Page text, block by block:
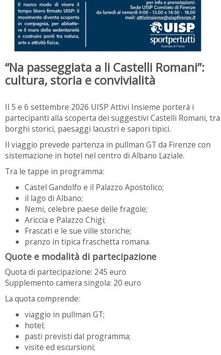
“Na passeggiata a li Castelli Romani”:
cultura, storia e convivialità
Il 5 e 6 settembre 2026 UISP Attivi Insieme porterà i
partecipanti alla scoperta dei suggestivi Castelli Romani, tra
borghi storici, paesaggi lacustri e sapori tipici.
Il viaggio prevede partenza in pullman GT da Firenze con
sistemazione in hotel nel centro di Albano Laziale.
Tra le tappe in programma:
Castel Gandolfo e il Palazzo Apostolico;
il lago di Albano;
Nemi, celebre paese delle fragole;
Ariccia e Palazzo Chigi;
Frascati e le sue ville storiche;
pranzo in tipica fraschetta romana.
Quote e modalità di partecipazione
Quota di partecipazione: 245 euro
Supplemento camera singola: 20 euro
La quota comprende:
viaggio in pullman GT;
hotel;
pasti previsti dal programma;
visite ed escursioni;